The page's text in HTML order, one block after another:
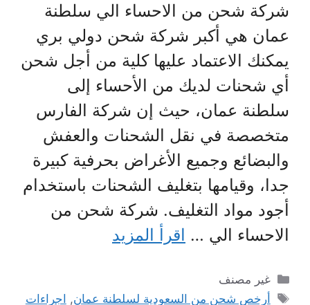
شركة شحن من الاحساء الي سلطنة
عمان هي أكبر شركة شحن دولي بري
يمكنك الاعتماد عليها كلية من أجل شحن
أي شحنات لديك من الأحساء إلى
سلطنة عمان، حيث إن شركة الفارس
متخصصة في نقل الشحنات والعفش
والبضائع وجميع الأغراض بحرفية كبيرة
جدا، وقيامها بتغليف الشحنات باستخدام
أجود مواد التغليف. شركة شحن من
الاحساء الي … اقرأ المزيد
التصنيفات
غير مصنف
الوسوم
أرخص شحن من السعودية لسلطنة عمان, اجراءات